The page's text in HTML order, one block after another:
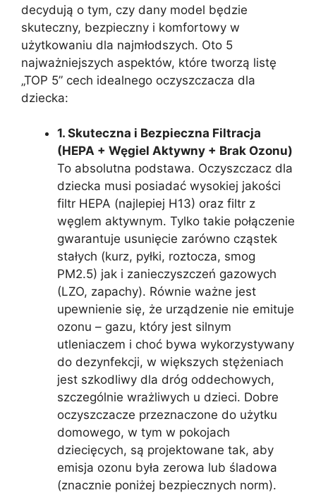
decydują o tym, czy dany model będzie
skuteczny, bezpieczny i komfortowy w
użytkowaniu dla najmłodszych. Oto 5
najważniejszych aspektów, które tworzą listę
„TOP 5” cech idealnego oczyszczacza dla
dziecka:
1. Skuteczna i Bezpieczna Filtracja
(HEPA + Węgiel Aktywny + Brak Ozonu)
To absolutna podstawa. Oczyszczacz dla
dziecka musi posiadać wysokiej jakości
filtr HEPA (najlepiej H13) oraz filtr z
węglem aktywnym. Tylko takie połączenie
gwarantuje usunięcie zarówno cząstek
stałych (kurz, pyłki, roztocza, smog
PM2.5) jak i zanieczyszczeń gazowych
(LZO, zapachy). Równie ważne jest
upewnienie się, że urządzenie nie emituje
ozonu – gazu, który jest silnym
utleniaczem i choć bywa wykorzystywany
do dezynfekcji, w większych stężeniach
jest szkodliwy dla dróg oddechowych,
szczególnie wrażliwych u dzieci. Dobre
oczyszczacze przeznaczone do użytku
domowego, w tym w pokojach
dziecięcych, są projektowane tak, aby
emisja ozonu była zerowa lub śladowa
(znacznie poniżej bezpiecznych norm).